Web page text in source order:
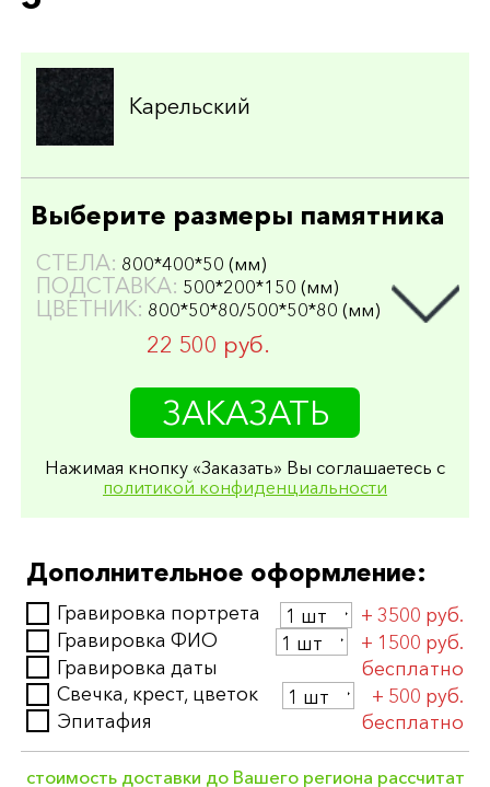
Карельский
Выберите размеры памятника
СТЕЛА: 800*400*50 (мм)
ПОДСТАВКА: 500*200*150 (мм)
ЦВЕТНИК: 800*50*80/500*50*80 (мм)
22 500 руб.
800*400*50 (мм)
ПОДСТАВКА:500*200*150 (мм)
ЦВЕТНИК:800*50*80/500*50*80 (мм)
ПОЛИРОВКА:круговая
29 500 руб.
ЦВЕТНИК:800*80*80/500*80*80 (мм)
ПОЛИРОВКА: односторонняя
25 500 руб.
СТЕЛА:800*400*80 (мм)
ПОДСТАВКА:500*200*150 (мм)
ЦВЕТНИК: 800*80*80/500*80*80 (мм)
ПОЛИРОВКА:
33 500 руб.
ЗАКАЗАТЬ
Нажимая кнопку «Заказать» Вы соглашаетесь с
политикой конфиденциальности
Дополнительное оформление:
Гравировка портрета
+ 3500 руб.
Гравировка ФИО
+ 1500 руб.
Гравировка даты
бесплатно
Свечка, крест, цветок
+ 500 руб.
Эпитафия
бесплатно
стоимость доставки до Вашего региона рассчитат